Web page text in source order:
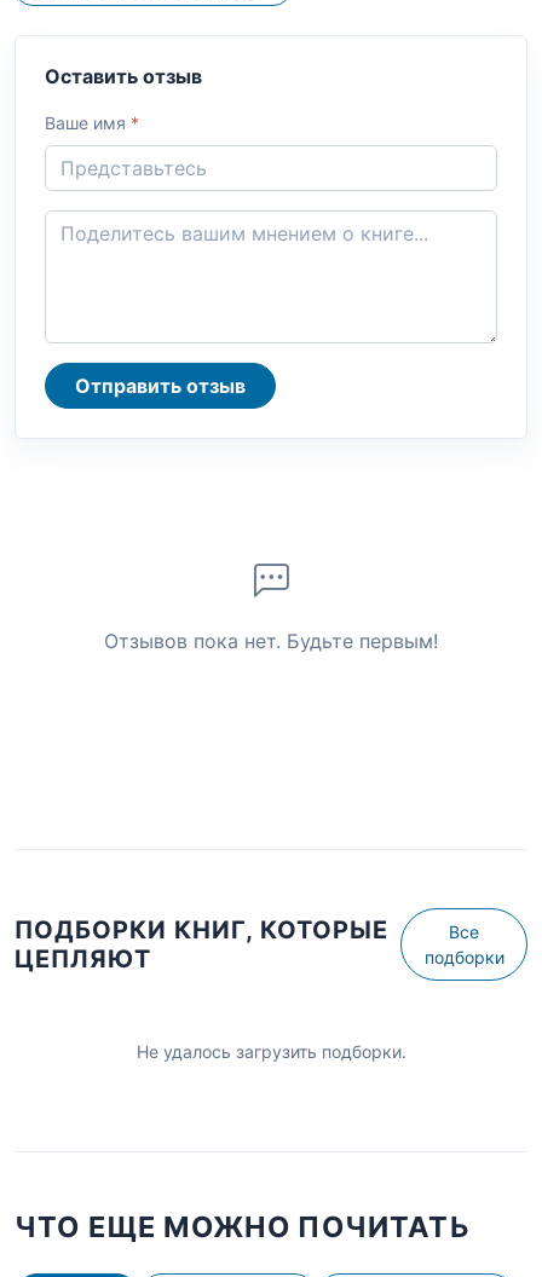
Оставить отзыв
Ваше имя *
Отправить отзыв
Отзывов пока нет. Будьте первым!
ПОДБОРКИ КНИГ, КОТОРЫЕ
ЦЕПЛЯЮТ
Все
подборки
Не удалось загрузить подборки.
ЧТО ЕЩЕ МОЖНО ПОЧИТАТЬ